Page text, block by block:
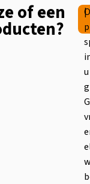
of een |
u